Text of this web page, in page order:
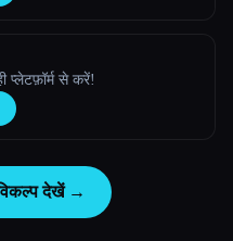
से करें!
देखें →